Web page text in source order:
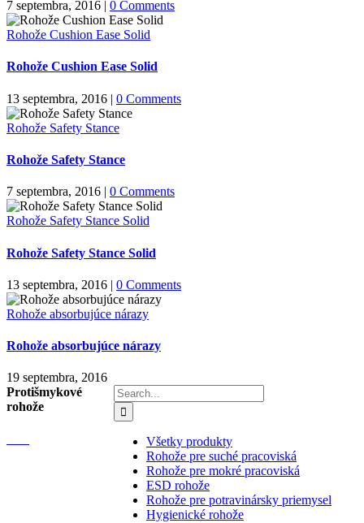
7 septembra, 2016 | 0 Comments
Rohože Cushion Ease Solid
Rohože Cushion Ease Solid
13 septembra, 2016 | 0 Comments
Rohože Safety Stance
Rohože Safety Stance
7 septembra, 2016 | 0 Comments
Rohože Safety Stance Solid
Rohože Safety Stance Solid
13 septembra, 2016 | 0 Comments
Rohože absorbujúce nárazy
Rohože absorbujúce nárazy
19 septembra, 2016
Search
for:
Všetky produkty
Rohože pre suché pracoviská
Rohože pre mokré pracoviská
ESD rohože
Rohože pre potravinársky priemysel
Hygienické rohože
Protišmykové
rohože